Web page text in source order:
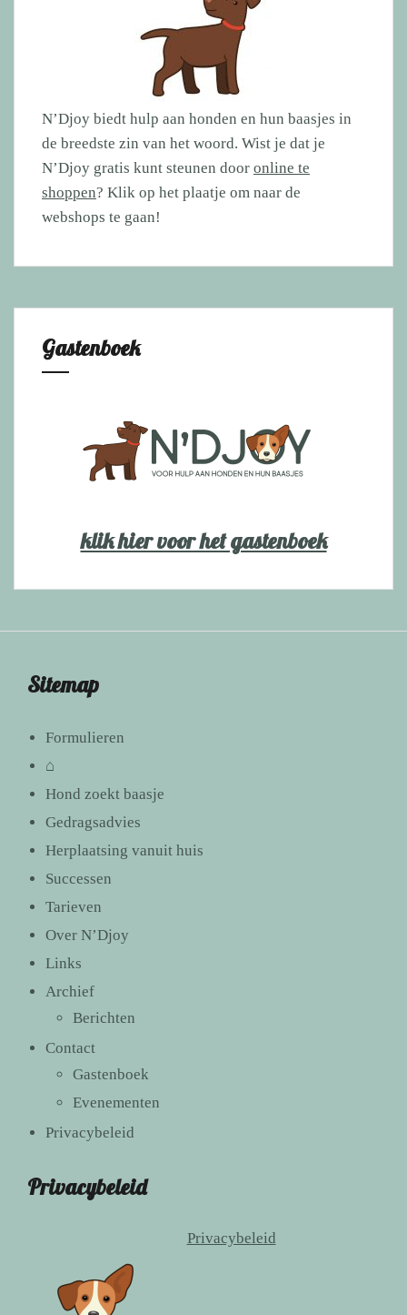
N’Djoy biedt hulp aan honden en hun baasjes in
de breedste zin van het woord. Wist je dat je
N’Djoy gratis kunt steunen door online te
shoppen? Klik op het plaatje om naar de
webshops te gaan!
Gastenboek
klik hier voor het gastenboek
Sitemap
Formulieren
⌂
Hond zoekt baasje
Gedragsadvies
Herplaatsing vanuit huis
Successen
Tarieven
Over N’Djoy
Links
Archief
Berichten
Contact
Gastenboek
Evenementen
Privacybeleid
Privacybeleid
Privacybeleid